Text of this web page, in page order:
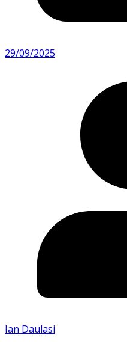
29/09/2025
Ian Daulasi